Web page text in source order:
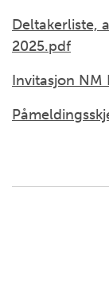
Deltakerliste,
2025.pdf
Invitasjon NM